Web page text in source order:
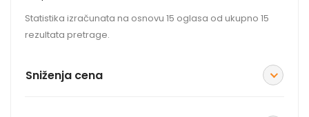
Statistika izračunata na osnovu 15 oglasa od ukupno 15
rezultata pretrage.
Sniženja cena